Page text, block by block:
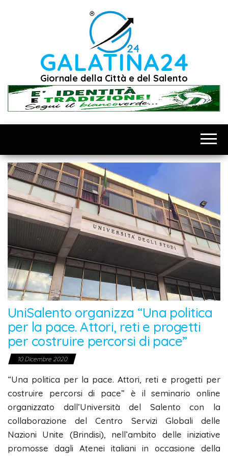
GALATINA24
Giornale della Città e del Salento
UniSalento organizza “Una politica
per la pace. Attori, reti e progetti
per costruire percorsi di pace”
10 Dicembre 2020
“Una politica per la pace. Attori, reti e progetti per
costruire percorsi di pace” è il seminario online
organizzato dall’Università del Salento con la
collaborazione del Centro Servizi Globali delle
Nazioni Unite (Brindisi), nell’ambito delle iniziative
promosse dagli Atenei italiani in occasione della